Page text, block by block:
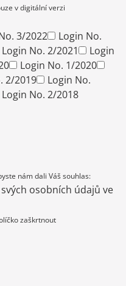
v digitální verzi
3/2022
Login No.
Login No. 2/2021
Login
Login No. 1/2020
2/2019
Login No.
Login No. 2/2018
nám dali Váš souhlas:
osobních údajů ve
zaškrtnout